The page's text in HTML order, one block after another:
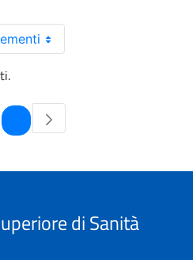
Pagina
di Sanità